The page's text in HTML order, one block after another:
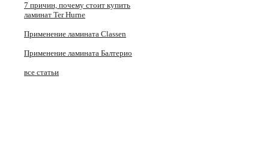
7 причин, почему стоит купить
ламинат Ter Hurne
Применение ламината Classen
Применение ламината Балтерио
все статьи